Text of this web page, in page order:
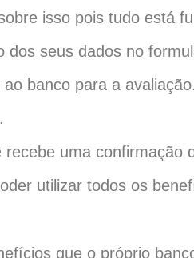
isso pois tudo está
seus dados no
banco para a avaliação.
uma
utilizar todos os
que o próprio